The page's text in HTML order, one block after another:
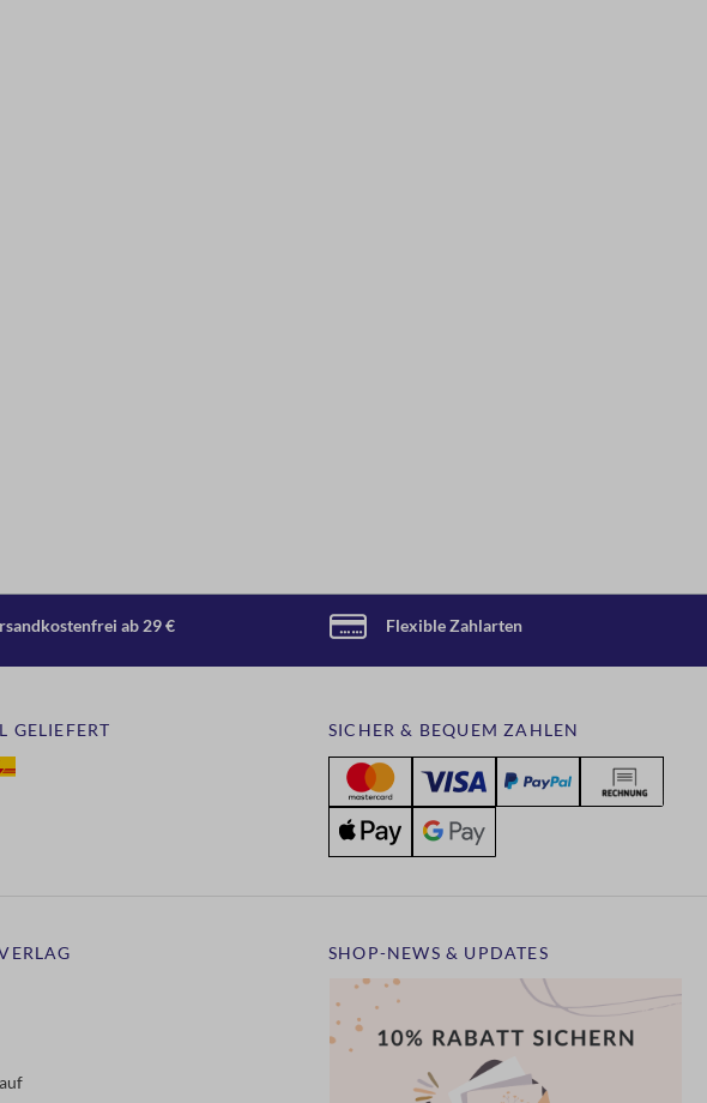
ab 29 € Flexible Zahlarten
GELIEFERT SICHER & BEQUEM ZAHLEN
SHOP-NEWS & UPDATES